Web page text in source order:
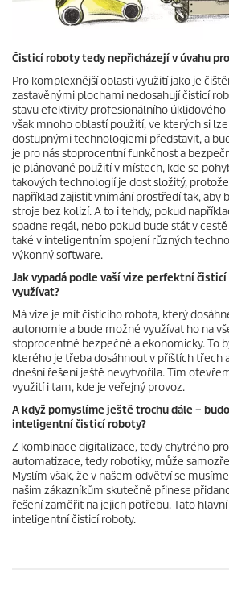
Čisticí roboty tedy nepřicházejí v úvahu
Pro komplexnější oblasti využití jako je
zastavěnými plochami nedosahují čisticí
stavu efektivity profesionálního úklidového
však mnoho oblastí použití, ve kterých si
dostupnými technologiemi představit, a
je pro nás stoprocentní funkčnost a
je plánované použití v místech, kde se
takových technologií je dost složitý,
například zajistit vnímání prostředí tak, aby
stroje bez kolizí. A to i tehdy, pokud
spadne regál, nebo pokud bude stát v
také v inteligentním spojení různých
výkonný software.
Jak vypadá podle vaší vize perfektní
využívat?
Má vize je mít čisticího robota, který
autonomie a bude možné využívat ho na
stoprocentně bezpečně a ekonomicky. To
kterého je třeba dosáhnout v příštích třech
dnešní řešení ještě nevytvořila. Tím
využití i tam, kde je veřejný provoz.
A když pomyslíme ještě trochu dále –
inteligentní čisticí roboty?
Z kombinace digitalizace, tedy chytrého
automatizace, tedy robotiky, může
Myslím však, že v našem odvětví se
našim zákazníkům skutečně přinese
řešení zaměřit na jejich potřebu. Tato
inteligentní čisticí roboty.